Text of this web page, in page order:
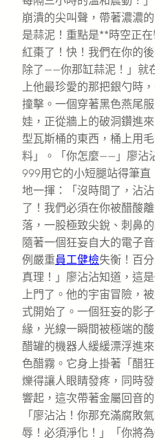
崩潰的尖叫聲，帶著濃濃
是蒜泥！重點是**時空正
紅棗了！快！我們在你的
除了——你那缸蒜泥！」就
上他最珍愛的那把銀勺時
撞擊。一個穿著黑色燕尾
娃，正從牆上的破洞鑽進
型瓦斯桶的東西，桶上用
料」。「你怎麼——」廖沾
999用它的小短腿站得筆
地一揮：「沒時間了，沾
了！我們必須在你被醋酸
落，一股極致尖銳、刺鼻
隨著一個狂妄自大的電子
例嚴重員工健檢失衡！百
真理！」廖沾沾知道，這
上門了。他的宇宙冒險，
式開始了。一個狂妄的影
緣，光線一瞬間被極端的
醋罐的機器人緩緩漂浮進
色醋霧。它身上掛著「醋
爍得讓人眼睛發疼，同時
響起，這次帶著金屬回音
「廖沾沾！你那充滿腐敗
辱！必須淨化！」「你將